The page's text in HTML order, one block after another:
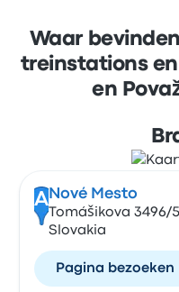
Waar
treinstations
en
A Nové Mesto
Tomášikova 3496/
Slovakia
Pagina bezoeken